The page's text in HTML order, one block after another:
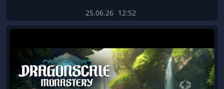
25.06.26 12:52